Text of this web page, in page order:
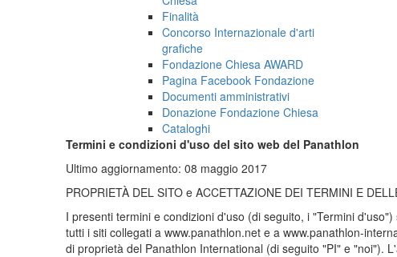
Finalità
Concorso Internazionale d'arti
grafiche
Fondazione Chiesa AWARD
Pagina Facebook Fondazione
Documenti amministrativi
Donazione Fondazione Chiesa
Cataloghi
Termini e condizioni d'uso del sito web del Panathlon
Ultimo aggiornamento: 08 maggio 2017
PROPRIETÀ DEL SITO e ACCETTAZIONE DEI TERMINI E
I presenti termini e condizioni d'uso (di seguito, i "Termini
tutti i siti collegati a www.panathlon.net e a www.panathlon-
di proprietà del Panathlon International (di seguito "PI" e "noi").